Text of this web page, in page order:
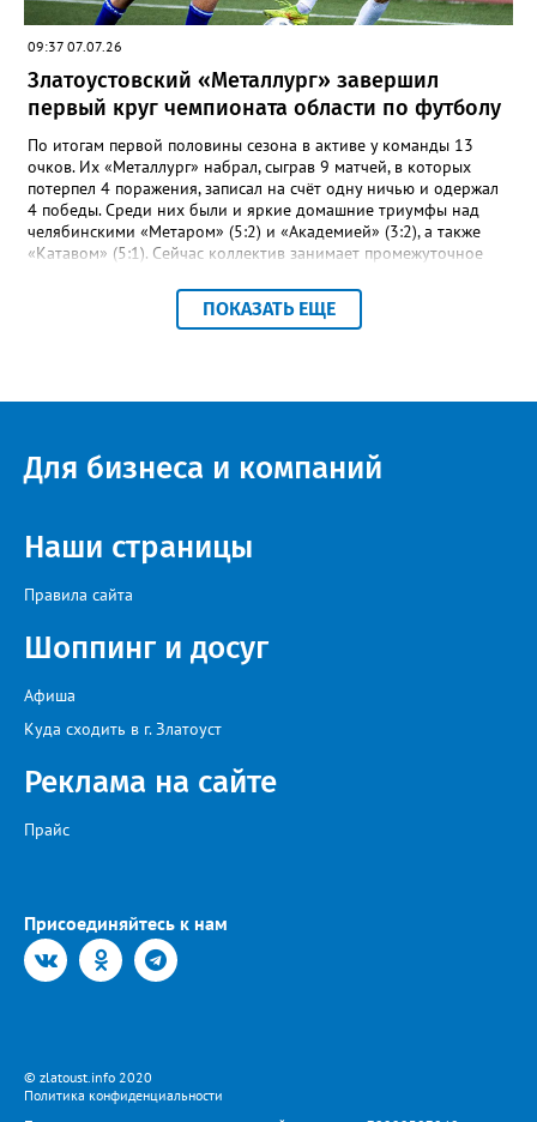
09:37 07.07.26
Златоустовский «Металлург» завершил
первый круг чемпионата области по футболу
По итогам первой половины сезона в активе у команды 13
очков. Их «Металлург» набрал, сыграв 9 матчей, в которых
потерпел 4 поражения, записал на счёт одну ничью и одержал
4 победы. Среди них были и яркие домашние триумфы над
челябинскими «Метаром» (5:2) и «Академией» (3:2), а также
«Катавом» (5:1). Сейчас коллектив занимает промежуточное
Строкой выше златоустовцев – коркинский «Шахтёр». При
прочих одинаковых показателях двух идущих плечом к плечу
возможность улучшить свои позиции в турнирной таблице и
лидирует «Звезда» из Чебаркуля, в первую тройку также вошли
две челябинские команды – «Спартак» и «Метар».
ПОКАЗАТЬ ЕЩЕ
Для бизнеса и компаний
Наши страницы
Правила сайта
Шоппинг и досуг
Афиша
Куда сходить в г. Златоуст
Реклама на сайте
Прайс
Присоединяйтесь к нам
© zlatoust.info 2020
Политика конфиденциальности